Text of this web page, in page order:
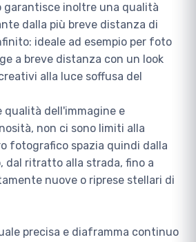
inoltre una qualità
dalla più breve distanza di
ideale ad esempio per foto
a breve distanza con un look
alla luce soffusa del
qualità dell'immagine e
non ci sono limiti alla
fotografico spazia quindi dalla
dal ritratto alla strada, fino a
nuove o riprese stellari di
precisa e diaframma continuo